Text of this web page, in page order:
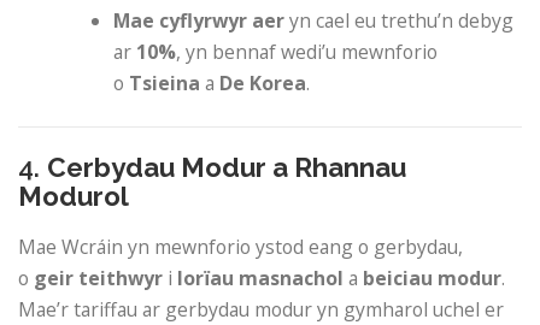
Mae cyflyrwyr aeryn cael eu trethu’n debyg
ar 10%, yn bennaf wedi’u mewnforio
o Tsieina a De Korea.
4. Cerbydau Modur a Rhannau
Modurol
Mae Wcráin yn mewnforio ystod eang o gerbydau,
o geir teithwyr i lorïau masnachol a beiciau modur.
Mae’r tariffau ar gerbydau modur yn gymharol uchel er